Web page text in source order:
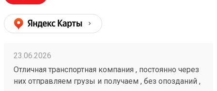
23.06.2026
Отличная транспортная компания , постоянно через
них отправляем грузы и получаем , без опозданий ,